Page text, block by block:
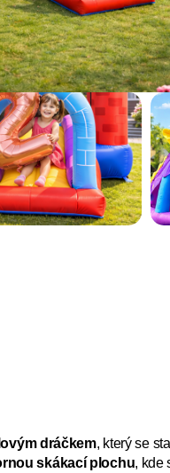
dráčkem, který se
skákací plochu, kde